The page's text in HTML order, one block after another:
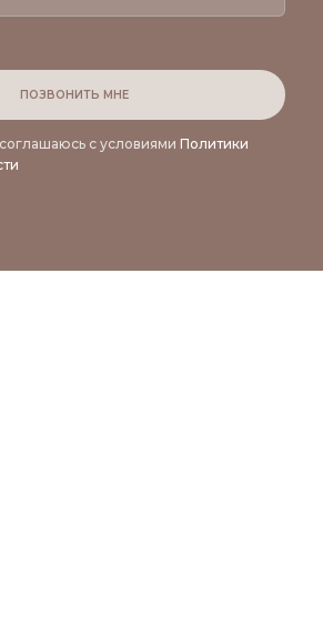
ПОЗВОНИТЬ МНЕ
с условиями Политики